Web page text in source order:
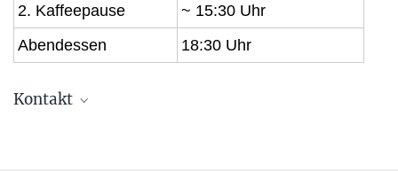
2. Kaffeepause
~ 15:30 Uhr
Abendessen
18:30 Uhr
Kontakt